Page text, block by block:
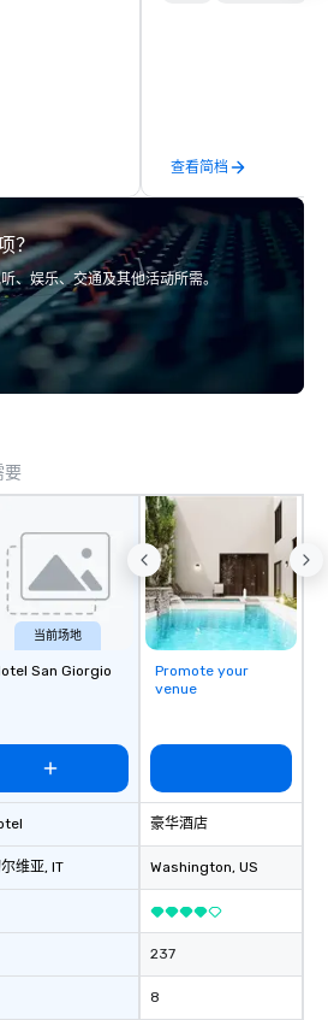
to the
professional
support staff;
you travel
查看简档
？
、娱乐、交通及其他活动所需。
要
当前场地
San Giorgio
维亚, IT
Promote your
venue
豪华酒店
Washington, US
237
8